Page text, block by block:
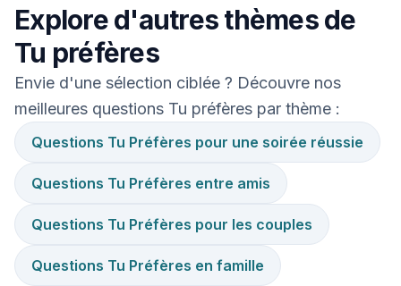
Explore d'autres thèmes de
Tu préfères
Envie d'une sélection ciblée ? Découvre nos
meilleures questions Tu préfères par thème :
Questions Tu Préfères pour une soirée réussie
Questions Tu Préfères entre amis
Questions Tu Préfères pour les couples
Questions Tu Préfères en famille